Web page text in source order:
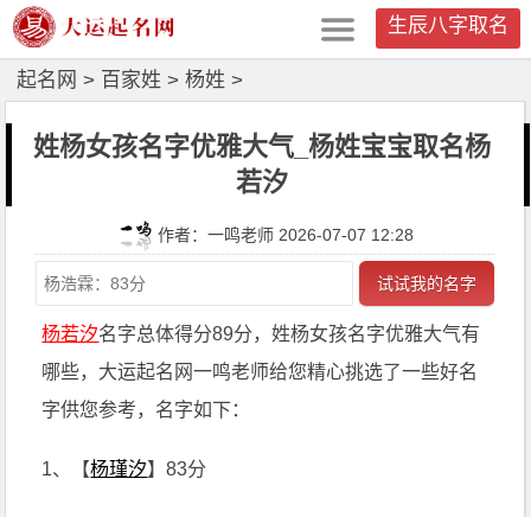
生辰八字取名
起名网 > 百家姓 >杨姓 >
姓杨女孩名字优雅大气_杨姓宝宝取名杨
若汐
作者：一鸣老师 2026-07-07 12:28
试试我的名字
杨若汐名字总体得分89分，姓杨女孩名字优雅大气有
哪些，大运起名网一鸣老师给您精心挑选了一些好名
字供您参考，名字如下：
1、【杨瑾汐】83分